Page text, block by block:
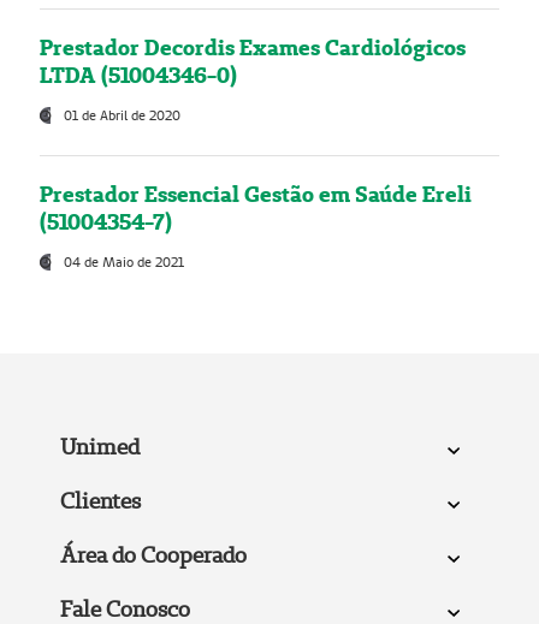
Prestador Decordis Exames Cardiológicos
LTDA (51004346-0)
01 de Abril de 2020
Prestador Essencial Gestão em Saúde Ereli
(51004354-7)
04 de Maio de 2021
Unimed
Clientes
Área do Cooperado
Fale Conosco